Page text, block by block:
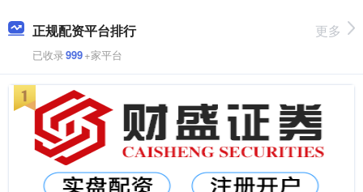
正规配资平台排行
已收录999+家平台
更多